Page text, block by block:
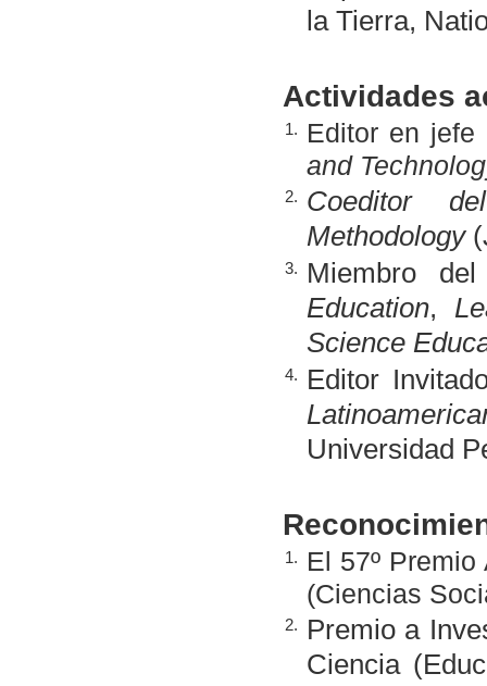
la Tierra,
Actividades
1.
Editor en
and
2. Coeditor
Methodology
3.
Miembro
Education,
Science
4.
Editor
Universidad
1.
El 57º
(Ciencias
2.
Premio a
Ciencia